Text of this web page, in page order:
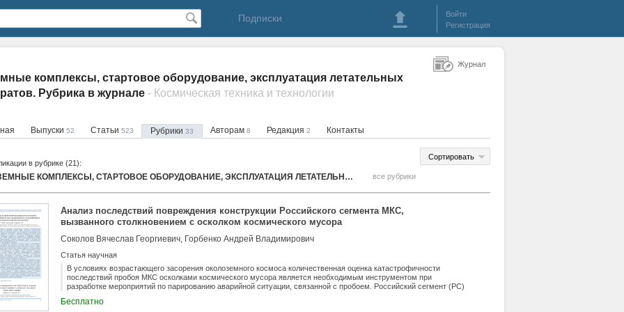
Подписки
Войти
Регистрация
комплексы, стартовое оборудование, эксплуатация летательных
Рубрика в журнале - Космическая техника и технологии
Выпуски 52 Статьи 523 Рубрики 33 Авторам 8 Редакция 2 Контакты
Сортировать
в рубрике (21):
НАЗЕМНЫЕ КОМПЛЕКСЫ, СТАРТОВОЕ ОБОРУДОВАНИЕ, ЭКСПЛУАТАЦИЯ ЛЕТАТЕЛЬНЫХ АППАРАТОВ все рубрики
Анализ последствий повреждения конструкции Российского сегмента МКС,
вызванного столкновением с осколком космического мусора
Соколов Вячеслав Георгиевич, Горбенко Андрей Владимирович
Статья научная
В условиях возрастающего засорения околоземного космоса количественная оценка катастрофичности
последствий пробоя МКС осколками космического мусора является необходимым инструментом при
разработке мероприятий по парированию аварийной ситуации, связанной с пробоем. Российский сегмент (РС)
экранную защиту по сравнению с модулями станции. В связи с этим возникает задача определения степени
Бесплатно
Журнал